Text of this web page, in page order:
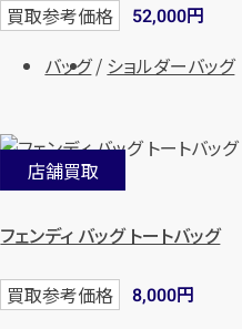
買取参考価格 52,000円
バッグ
ショルダーバッグ
店舗買取
フェンディ バッグ トートバッグ
買取参考価格 8,000円